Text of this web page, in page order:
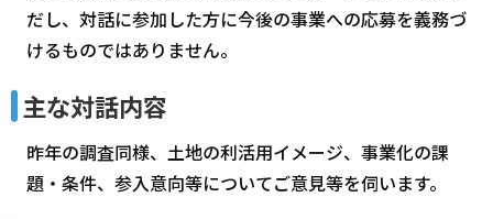
だし、対話に参加した方に今後の事業への応募を義務づ
けるものではありません。
主な対話内容
昨年の調査同様、土地の利活用イメージ、事業化の課
題・条件、参入意向等についてご意見等を伺います。